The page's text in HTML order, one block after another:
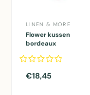
LINEN & MORE
Flower kussen
bordeaux
€18,45